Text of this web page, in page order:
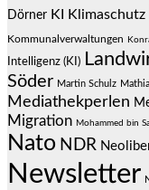
Dörner KI Klimaschutz
Kommunalverwaltungen
Intelligenz (KI)
Söder Martin Schulz
Mediathekperlen
Migration Mohammed bin
Nato NDR
Newsletter